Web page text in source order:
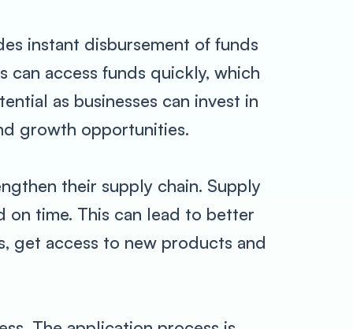
instant disbursement of funds
can access funds quickly, which
as businesses can invest in
growth opportunities.
their supply chain. Supply
on time. This can lead to better
get access to new products and